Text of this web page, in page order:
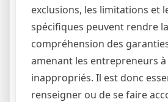
exclusions, les limitations et
spécifiques peuvent rendre la
compréhension des
amenant les entrepreneurs
inappropriés. Il est donc
renseigner ou de se faire